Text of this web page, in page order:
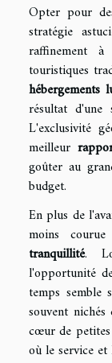
Opter pour
stratégie
raffinement
touristiques
hébergements
résultat d'une
L'exclusivité
meilleur
goûter au
budget.
En plus de
moins
tranquillité.
l'opportunité
temps semble
souvent
cœur de
où le service